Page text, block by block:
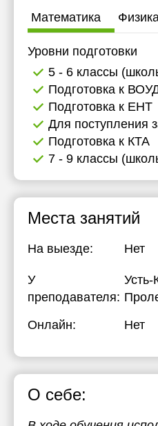
Математика
Уровни подготовки
5 - 6 классы
Подготовка к
Подготовка к ЕНТ
Для поступления
Подготовка к КТА
7 - 9 классы
Места занятий
На выезде: Нет
У
преподавателя:
Усть-
Онлайн:
Нет
О себе:
18:00
18:30
19:00
20:00